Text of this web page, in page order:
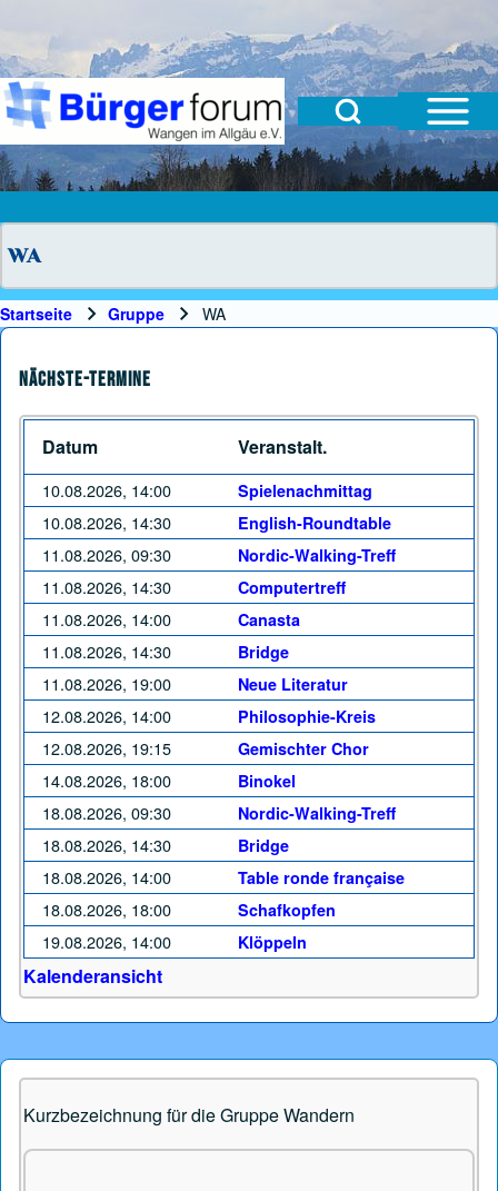
Suche Schließen
Suchformular
Suche
Open Sidebar
Open Search Block
WA
Pfadnavigation
Startseite Gruppe WA
Kurzbezeichnung für die Gruppe Wandern
Nächste-Termine
Datum Veranstalt.
10.08.2026, 14:00 Spielenachmittag
10.08.2026, 14:30 English-Roundtable
11.08.2026, 09:30 Nordic-Walking-Treff
11.08.2026, 14:30 Computertreff
11.08.2026, 14:00 Canasta
11.08.2026, 14:30 Bridge
11.08.2026, 19:00 Neue Literatur
12.08.2026, 14:00 Philosophie-Kreis
12.08.2026, 19:15 Gemischter Chor
14.08.2026, 18:00 Binokel
18.08.2026, 09:30 Nordic-Walking-Treff
18.08.2026, 14:30 Bridge
18.08.2026, 14:00 Table ronde française
18.08.2026, 18:00 Schafkopfen
19.08.2026, 14:00 Klöppeln
Kalenderansicht